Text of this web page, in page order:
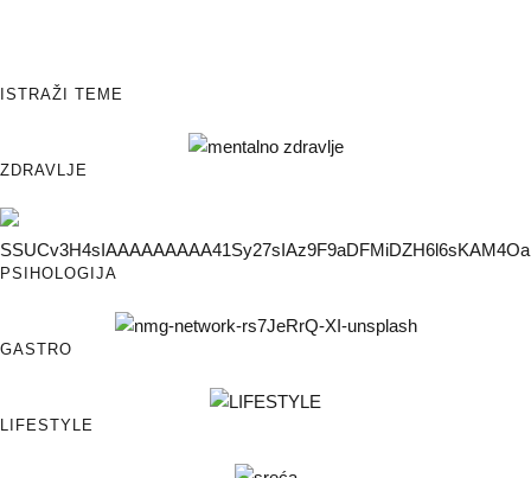
ISTRAŽI TEME
ZDRAVLJE
PSIHOLOGIJA
GASTRO
LIFESTYLE